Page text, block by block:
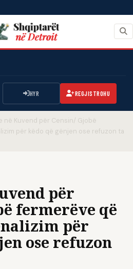
HYR REGJISTROHU
në Kuvend për Censin/ Gjobë
për këdo që gënjen ose refuzon ta
për
fermerëve që
për
ose refuzon